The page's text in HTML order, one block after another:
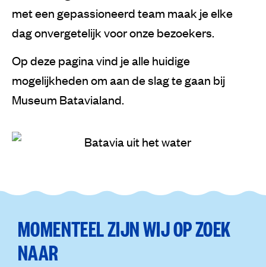
met een gepassioneerd team maak je elke
dag onvergetelijk voor onze bezoekers.
Op deze pagina vind je alle huidige
mogelijkheden om aan de slag te gaan bij
Museum Batavialand.
MOMENTEEL ZIJN WIJ OP ZOEK
NAAR